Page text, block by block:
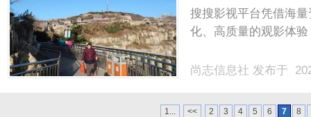
影体验
搜搜影视平台凭借海
化、高质量的观影体
尚志信息社 发布于
1... << 2 3 4 5 6 7 8